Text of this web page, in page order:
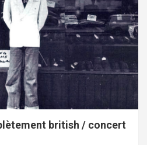
british / concert